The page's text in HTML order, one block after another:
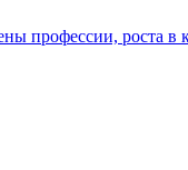
профессии, роста в